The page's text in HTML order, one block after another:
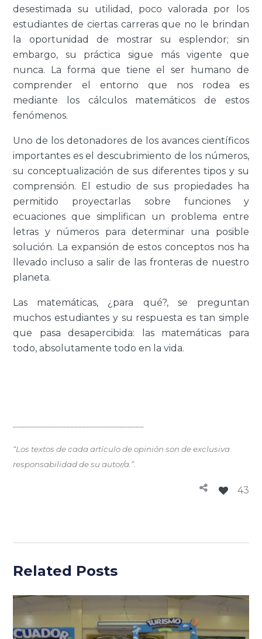
desestimada su utilidad, poco valorada por los
estudiantes de ciertas carreras que no le brindan
la oportunidad de mostrar su esplendor; sin
embargo, su práctica sigue más vigente que
nunca. La forma que tiene el ser humano de
comprender el entorno que nos rodea es
mediante los cálculos matemáticos de estos
fenómenos.
Uno de los detonadores de los avances científicos
importantes es el descubrimiento de los números,
su conceptualización de sus diferentes tipos y su
comprensión. El estudio de sus propiedades ha
permitido proyectarlas sobre funciones y
ecuaciones que simplifican un problema entre
letras y números para determinar una posible
solución. La expansión de estos conceptos nos ha
llevado incluso a salir de las fronteras de nuestro
planeta.
Las matemáticas, ¿para qué?, se preguntan
muchos estudiantes y su respuesta es tan simple
que pasa desapercibida: las matemáticas para
todo, absolutamente todo en la vida.
“Los textos de cada artículo de opinión son de exclusiva
responsabilidad de su autor/a.”.
43
Related Posts